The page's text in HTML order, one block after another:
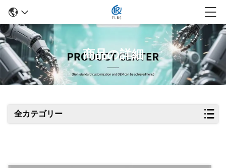
商品の詳細
全カテゴリー